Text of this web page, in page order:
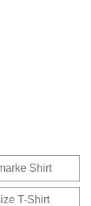
Shirt
T-Shirt